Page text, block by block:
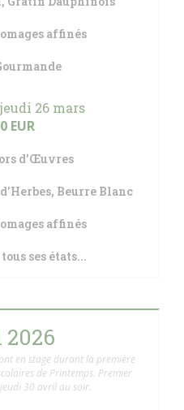
affinés
26 mars
EUR
d'Œuvres
Beurre Blanc
affinés
ses états...
en stage durant la première
de Printemps. Premier
30 avril au soir.